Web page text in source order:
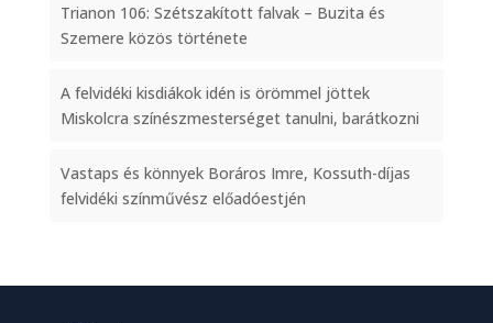
Trianon 106: Szétszakított falvak – Buzita és
Szemere közös története
A felvidéki kisdiákok idén is örömmel jöttek
Miskolcra színészmesterséget tanulni, barátkozni
Vastaps és könnyek Boráros Imre, Kossuth-díjas
felvidéki színművész előadóestjén